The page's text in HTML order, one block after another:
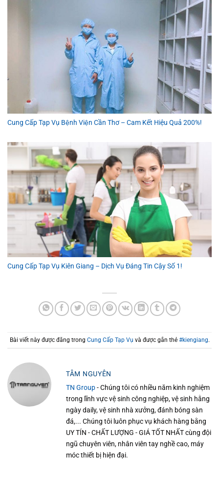
Cung Cấp Tạp Vụ Bệnh Viện Cần Thơ – Cam Kết Hiệu Quả 200%!
Cung Cấp Tạp Vụ Kiên Giang – Dịch Vụ Đáng Tin Cậy Số 1!
Bài viết này được đăng trong Cung Cấp Tạp Vụ và được gắn thẻ #kiengiang.
TÂM NGUYÊN
TN Group- Chúng tôi có nhiều năm kinh nghiệm
trong lĩnh vực vệ sinh công nghiệp, vệ sinh hằng
ngày daily, vệ sinh nhà xưởng, đánh bóng sàn
đá,... Chúng tôi luôn phục vụ khách hàng bằng
UY TÍN - CHẤT LƯỢNG - GIÁ TỐT NHẤT cùng đội
ngũ chuyên viên, nhân viên tay nghề cao, máy
móc thiết bị hiện đại.